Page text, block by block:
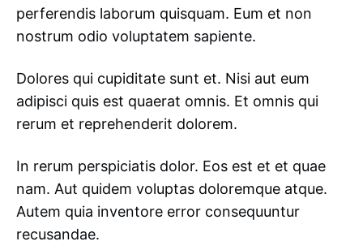
perferendis laborum quisquam. Eum et non
nostrum odio voluptatem sapiente.
Dolores qui cupiditate sunt et. Nisi aut eum
adipisci quis est quaerat omnis. Et omnis qui
rerum et reprehenderit dolorem.
In rerum perspiciatis dolor. Eos est et et quae
nam. Aut quidem voluptas doloremque atque.
Autem quia inventore error consequuntur
recusandae.